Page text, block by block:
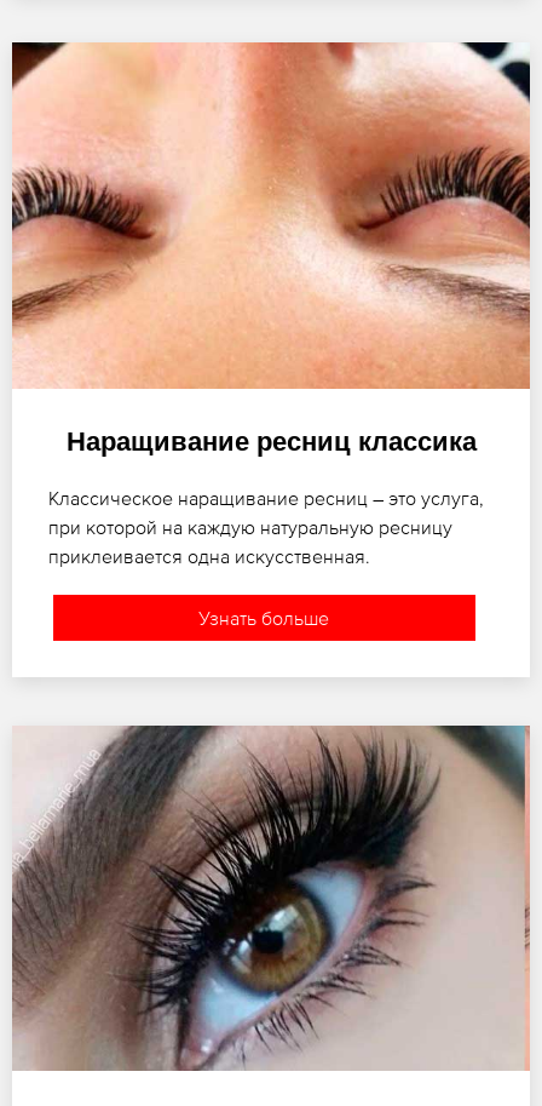
Наращивание ресниц классика
Классическое наращивание ресниц – это услуга,
при которой на каждую натуральную ресницу
приклеивается одна искусственная.
Узнать больше